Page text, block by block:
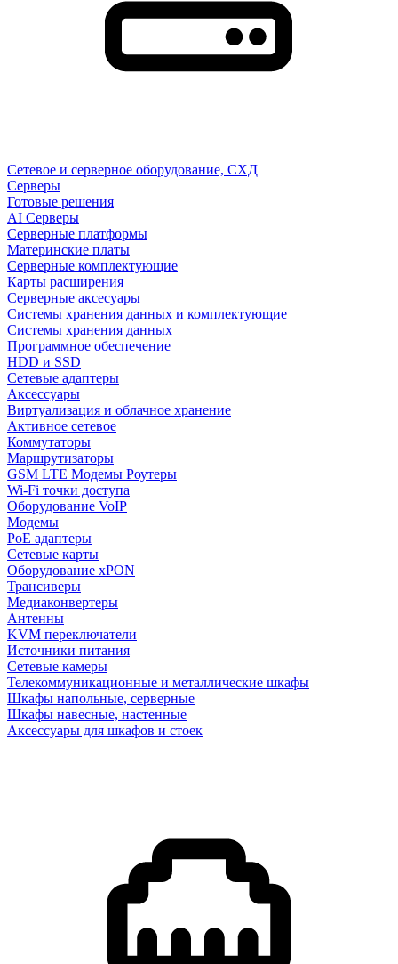
Сетевое и серверное оборудование, СХД
Cерверы
Готовые решения
AI Серверы
Серверные платформы
Материнские платы
Серверные комплектующие
Карты расширения
Серверные аксесуары
Системы хранения данных и комплектующие
Системы хранения данных
Программное обеспечение
HDD и SSD
Сетевые адаптеры
Аксессуары
Виртуализация и облачное хранение
Активное сетевое
Коммутаторы
Маршрутизаторы
GSM LTE Модемы Роутеры
Wi-Fi точки доступа
Оборудование VoIP
Модемы
PoE адаптеры
Сетевые карты
Оборудование xPON
Трансиверы
Медиаконвертеры
Антенны
KVM переключатели
Источники питания
Сетевые камеры
Телекоммуникационные и металлические шкафы
Шкафы напольные, серверные
Шкафы навесные, настенные
Аксессуары для шкафов и стоек